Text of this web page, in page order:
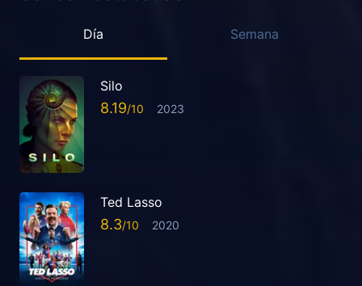
Día Semana
Silo
8.19 2023
Ted Lasso
8.3 2020